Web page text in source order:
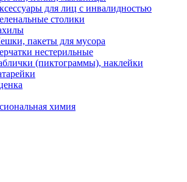
для лиц с инвалидностью
столики
пакеты для мусора
нестерильные
(пиктограммы), наклейки
химия